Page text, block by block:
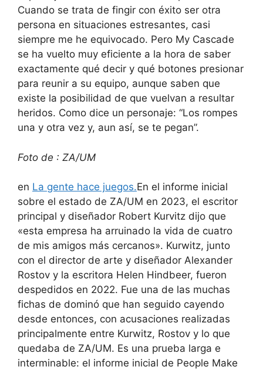
Cuando se trata de fingir con éxito ser otra
persona en situaciones estresantes, casi
siempre me he equivocado. Pero My Cascade
se ha vuelto muy eficiente a la hora de saber
exactamente qué decir y qué botones presionar
para reunir a su equipo, aunque saben que
existe la posibilidad de que vuelvan a resultar
heridos. Como dice un personaje: “Los rompes
una y otra vez y, aun así, se te pegan”.
Foto de : ZA/UM
en La gente hace juegos.En el informe inicial
sobre el estado de ZA/UM en 2023, el escritor
principal y diseñador Robert Kurvitz dijo que
«esta empresa ha arruinado la vida de cuatro
de mis amigos más cercanos». Kurwitz, junto
con el director de arte y diseñador Alexander
Rostov y la escritora Helen Hindbeer, fueron
despedidos en 2022. Fue una de las muchas
fichas de dominó que han seguido cayendo
desde entonces, con acusaciones realizadas
principalmente entre Kurwitz, Rostov y lo que
quedaba de ZA/UM. Es una prueba larga e
interminable: el informe inicial de People Make